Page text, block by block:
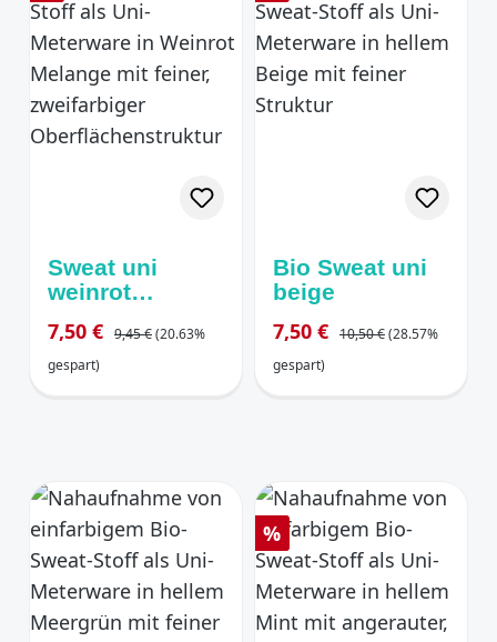
Sweat uni
weinrot
Verkaufspreis:
7,50 € Regulärer Preis:
9,45 €(20.63%
gespart)
Bio Sweat uni
beige
Verkaufspreis:
7,50 € Regulärer Preis:
10,50 €(28.57%
gespart)
Rabatt
%